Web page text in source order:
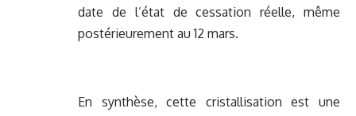
date de l’état de cessation réelle, même
postérieurement au 12 mars.
En synthèse, cette cristallisation est une